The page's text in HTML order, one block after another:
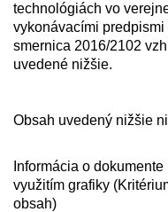
technológiách vo
vykonávacími
smernica 2016/2102
uvedené nižšie.
Obsah uvedený nižšie
Informácia o
využitím grafiky
obsah)